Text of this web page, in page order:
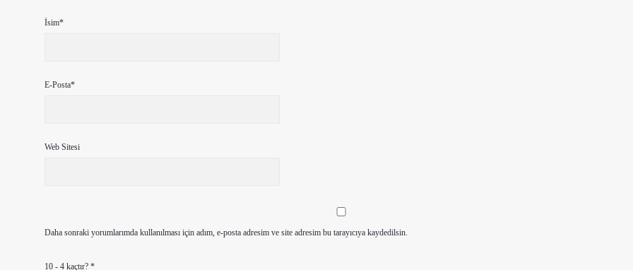
İsim*
E-Posta*
Web Sitesi
Daha sonraki yorumlarımda kullanılması için adım, e-posta adresim ve site adresim bu tarayıcıya kaydedilsin.
10 - 4 kaçtır? *